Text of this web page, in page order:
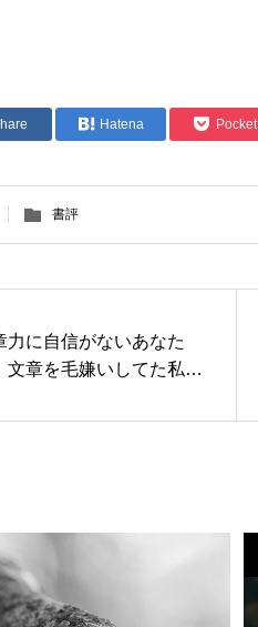
Hatena Pocket
書評
力に自信がないあなた
文章を毛嫌いしてた私が